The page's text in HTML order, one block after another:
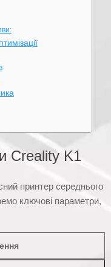
Creality K1
принтер середнього
ключові параметри,